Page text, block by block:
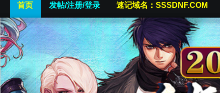
首页 发帖/注册/登录 速记域名：SSSDNF.COM